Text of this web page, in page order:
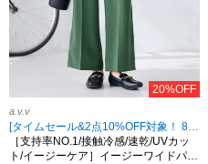
20%OFF
a.v.v
[タイムセール&2点10%OFF対象！ 8/18 8:59まで]
［支持率NO.1/接触冷感/速乾/UVカッ
ト/イージーケア］イージーワイドパ…